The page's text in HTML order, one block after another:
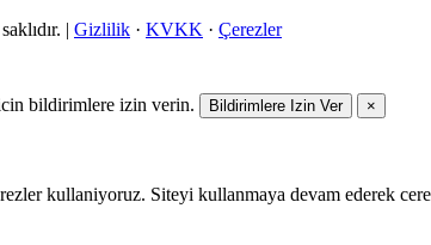
| Gizlilik · KVKK · Çerezler
bildirimlere izin verin. Bildirimlere Izin Ver
×
kullaniyoruz. Siteyi kullanmaya devam ederek